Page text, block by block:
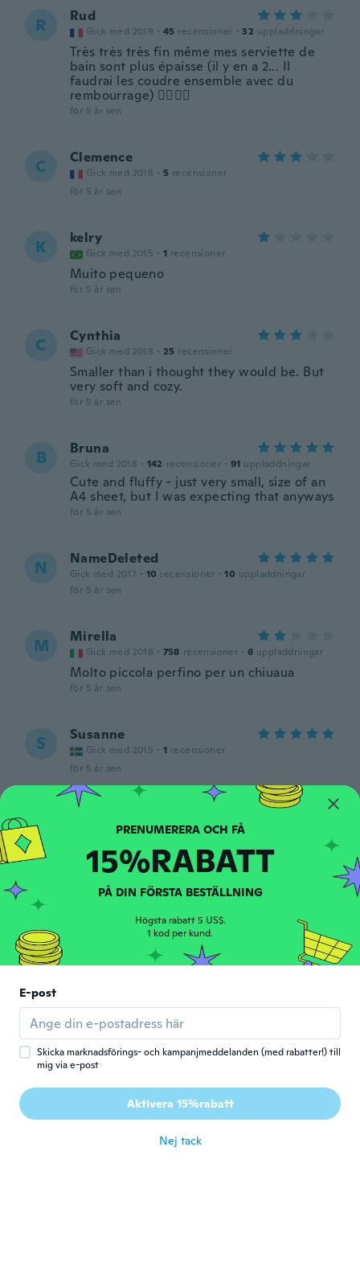
R Rud
Gick med 2019 · 45 recensioner · 32 uppladdningar
Très très très fin même mes serviette de
bain sont plus épaisse (il y en a 2... Il
faudrai les coudre ensemble avec du
rembourrage) 👌🏻👌🏻
för 5 år sen
C Clemence
Gick med 2018 · 5 recensioner
för 5 år sen
K kelry
Gick med 2015 · 1 recensioner
Muito pequeno
för 5 år sen
C Cynthia
Gick med 2018 · 25 recensioner
Smaller than i thought they would be. But
very soft and cozy.
för 5 år sen
B Bruna
Gick med 2018 · 142 recensioner · 91 uppladdningar
Cute and fluffy - just very small, size of an
A4 sheet, but I was expecting that anyways
för 5 år sen
N NameDeleted
Gick med 2017 · 10 recensioner · 10 uppladdningar
för 5 år sen
M Mirella
Gick med 2016 · 758 recensioner · 6 uppladdningar
Molto piccola perfino per un chiuaua
för 5 år sen
S Susanne
Gick med 2015 · 1 recensioner
för 5 år sen
I Gick med 2017 · 122 recensioner ·
för 5 år sen
S Samara
Minha doguinha amou
M Gick med 2020 · 50 recensioner
Ok un po piccola e sottile, ma non male
Rhonda
Gick med 2017 · 13 recensioner
PRENUMERERA OCH FÅ
15%RABATT
PÅ DIN FÖRSTA BESTÄLLNING
Högsta rabatt 5 US$.
1 kod per kund.
E-post
Skicka marknadsförings- och kampanjmeddelanden (med rabatter!) till
mig via e-post
Aktivera 15%rabatt
Nej tack